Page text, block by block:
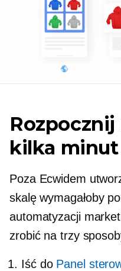
kilka minut
Poza Ecwidem
skalę wymagałoby
automatyzacji
zrobić na trzy
Iść do Panel